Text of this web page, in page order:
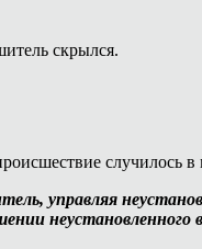
скрылся.
случилось
управляя